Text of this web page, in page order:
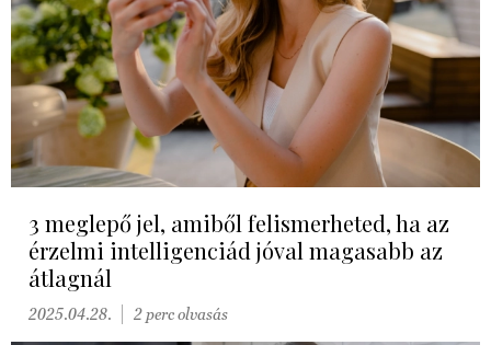
3 meglepő jel, amiből felismerheted, ha az
érzelmi intelligenciád jóval magasabb az
átlagnál
2025.04.28. 2 perc olvasás